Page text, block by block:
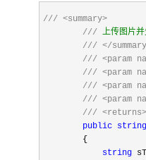
/// <summary>
/// 上传图片
/// </
/// <param
/// <param
/// <param
/// <param
/// <returns>
public string
        {
string